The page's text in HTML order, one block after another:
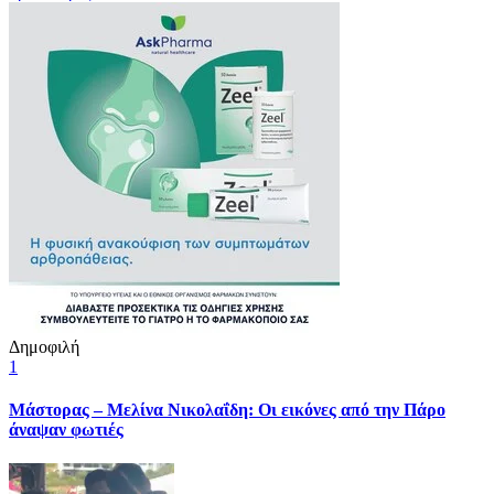
Δημοφιλή
1
Μάστορας – Μελίνα Νικολαΐδη: Οι εικόνες από την Πάρο
άναψαν φωτιές